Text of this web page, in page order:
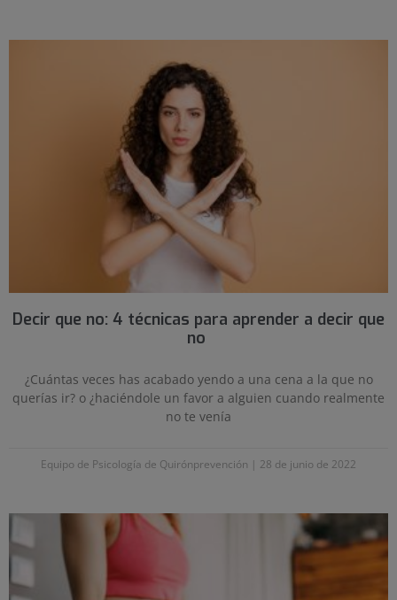
Decir que no: 4 técnicas para aprender a decir que
no
Equipo de Psicología de Quirónprevención 28 de junio de 2022
¿Cuántas veces has acabado yendo a una cena a la que no
querías ir? o ¿haciéndole un favor a alguien cuando realmente
no te venía